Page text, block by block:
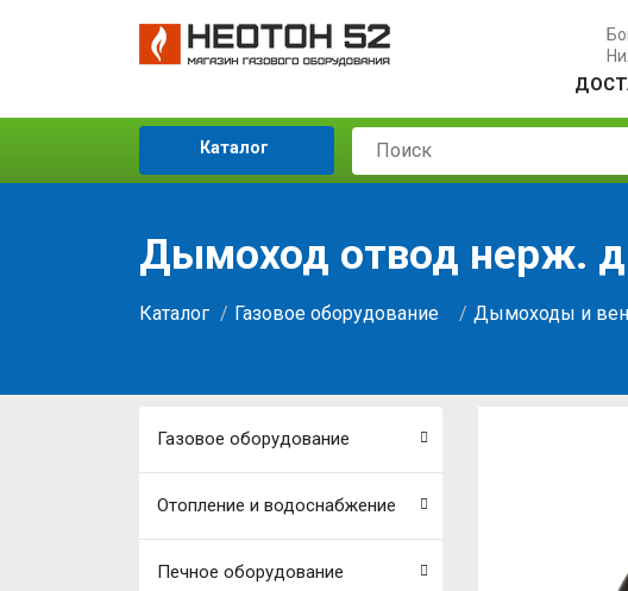
Каталог
Дымоход отвод нерж.
Каталог Газовое оборудование Дымоходы и
Газовое оборудование
Отопление и водоснабжение
Печное оборудование